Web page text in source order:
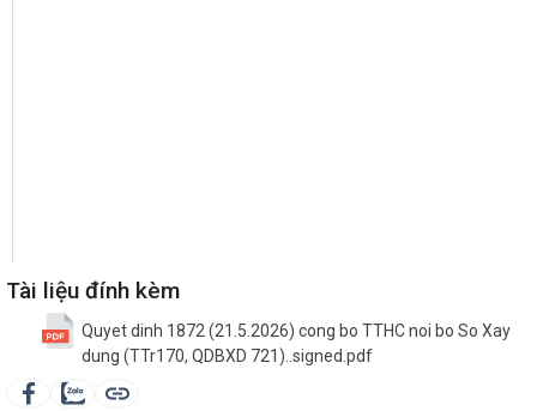
Tài liệu đính kèm
Quyet dinh 1872 (21.5.2026) cong bo TTHC noi bo So Xay
dung (TTr170, QDBXD 721)..signed.pdf